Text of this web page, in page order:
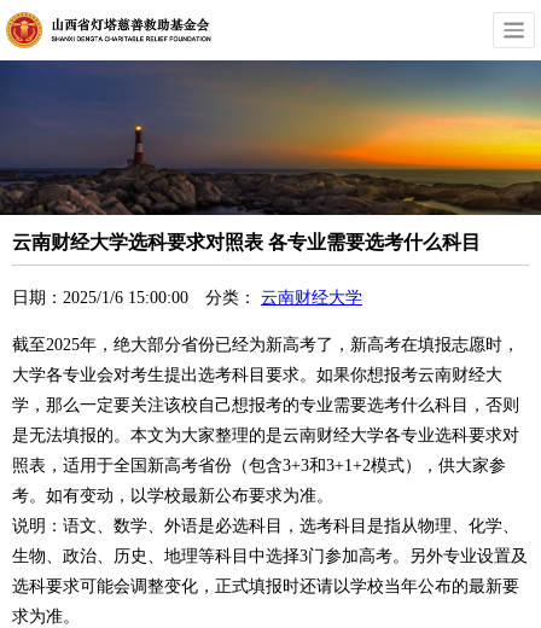
云南财经大学选科要求对照表 各专业需要选考什么科目
日期：2025/1/6 15:00:00 分类： 云南财经大学
截至2025年，绝大部分省份已经为新高考了，新高考在填报志愿时，
大学各专业会对考生提出选考科目要求。如果你想报考云南财经大
学，那么一定要关注该校自己想报考的专业需要选考什么科目，否则
是无法填报的。本文为大家整理的是云南财经大学各专业选科要求对
照表，适用于全国新高考省份（包含3+3和3+1+2模式），供大家参
考。如有变动，以学校最新公布要求为准。
说明：语文、数学、外语是必选科目，选考科目是指从物理、化学、
生物、政治、历史、地理等科目中选择3门参加高考。另外专业设置及
选科要求可能会调整变化，正式填报时还请以学校当年公布的最新要
求为准。